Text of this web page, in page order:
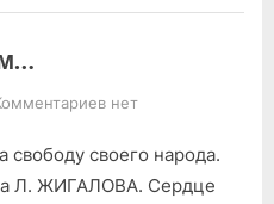
к
Строки
перед
нет
свободу своего народа.
Л. ЖИГАЛОВА. Сердце